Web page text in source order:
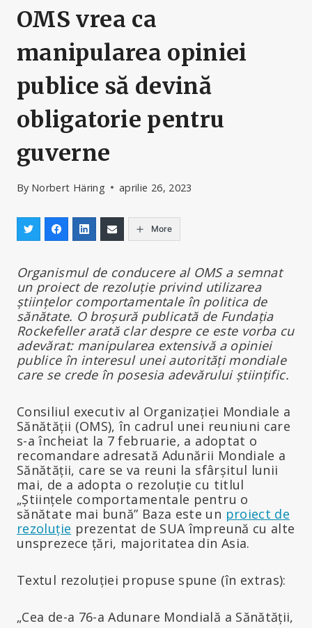
OMS vrea ca
manipularea opiniei
publice să devină
obligatorie pentru
guverne
By Norbert Häring aprilie 26, 2023
More
Organismul de conducere al OMS a semnat
un proiect de rezoluție privind utilizarea
științelor comportamentale în politica de
sănătate. O broșură publicată de Fundația
Rockefeller arată clar despre ce este vorba cu
adevărat: manipularea extensivă a opiniei
publice în interesul unei autorități mondiale
care se crede în posesia adevărului științific.
Consiliul executiv al Organizației Mondiale a
Sănătății (OMS), în cadrul unei reuniuni care
s-a încheiat la 7 februarie, a adoptat o
recomandare adresată Adunării Mondiale a
Sănătății, care se va reuni la sfârșitul lunii
mai, de a adopta o rezoluție cu titlul
„Științele comportamentale pentru o
sănătate mai bună” Baza este un proiect de
rezoluție prezentat de SUA împreună cu alte
unsprezece țări, majoritatea din Asia.
Textul rezoluției propuse spune (în extras):
„Cea de-a 76-a Adunare Mondială a Sănătății,